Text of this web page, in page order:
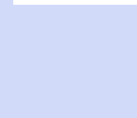
του νου και της…